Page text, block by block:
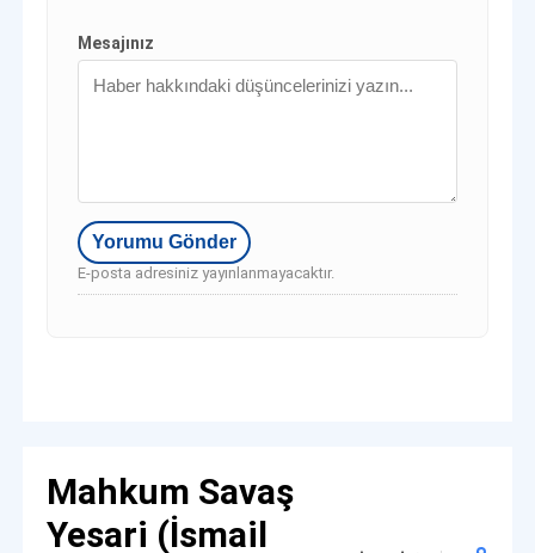
Mesajınız
E-posta adresiniz yayınlanmayacaktır.
Mahkum Savaş
Yesari (İsmail